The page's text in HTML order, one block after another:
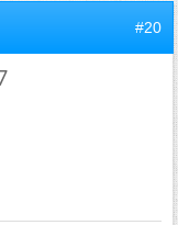
#20